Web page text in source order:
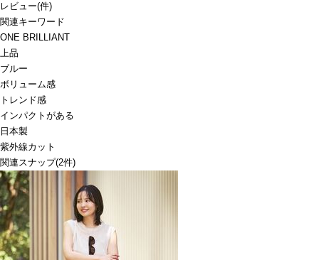
レビュー(件)
関連キーワード
ONE BRILLIANT
上品
ブルー
ボリューム感
トレンド感
インパクトがある
日本製
紫外線カット
関連スナップ(2件)